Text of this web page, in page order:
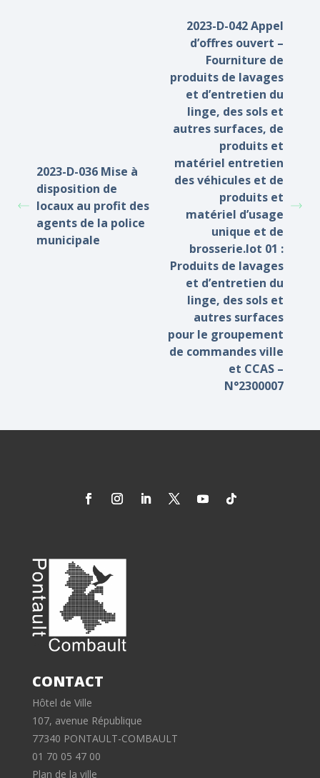
2023-D-036 Mise à
disposition de
locaux au profit des
agents de la police
municipale
2023-D-042 Appel
d’offres ouvert –
Fourniture de
produits de lavages
et d’entretien du
linge, des sols et
autres surfaces, de
produits et
matériel entretien
des véhicules et de
produits et
matériel d’usage
unique et de
brosserie.lot 01 :
Produits de lavages
et d’entretien du
linge, des sols et
autres surfaces
pour le groupement
de commandes ville
et CCAS –
N°2300007
CONTACT
Hôtel de Ville
107, avenue République
77340 PONTAULT-COMBAULT
01 70 05 47 00
Plan de la ville